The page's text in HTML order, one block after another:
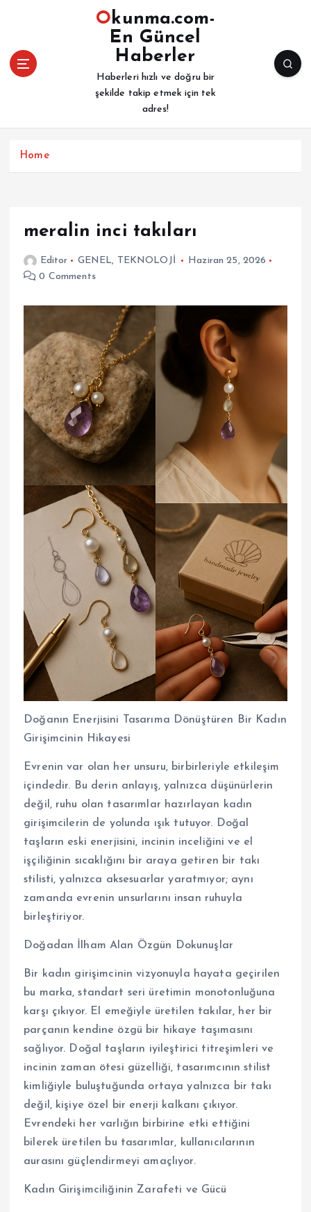
Okunma.com-
En Güncel
Haberler
Haberleri hızlı ve doğru bir
şekilde takip etmek için tek
adres!
Home
meralin inci takıları
Editor GENEL, TEKNOLOJİ
Haziran 25, 2026
0 Comments
Doğanın Enerjisini Tasarıma Dönüştüren Bir Kadın
Girişimcinin Hikayesi
Evrenin var olan her unsuru, birbirleriyle etkileşim
içindedir. Bu derin anlayış, yalnızca düşünürlerin
değil, ruhu olan tasarımlar hazırlayan kadın
girişimcilerin de yolunda ışık tutuyor. Doğal
taşların eski enerjisini, incinin inceliğini ve el
işçiliğinin sıcaklığını bir araya getiren bir takı
stilisti, yalnızca aksesuarlar yaratmıyor; aynı
zamanda evrenin unsurlarını insan ruhuyla
birleştiriyor.
Doğadan İlham Alan Özgün Dokunuşlar
Bir kadın girişimcinin vizyonuyla hayata geçirilen
bu marka, standart seri üretimin monotonluğuna
karşı çıkıyor. El emeğiyle üretilen takılar, her bir
parçanın kendine özgü bir hikaye taşımasını
sağlıyor. Doğal taşların iyileştirici titreşimleri ve
incinin zaman ötesi güzelliği, tasarımcının stilist
kimliğiyle buluştuğunda ortaya yalnızca bir takı
değil, kişiye özel bir enerji kalkanı çıkıyor.
Evrendeki her varlığın birbirine etki ettiğini
bilerek üretilen bu tasarımlar, kullanıcılarının
aurasını güçlendirmeyi amaçlıyor.
Kadın Girişimciliğinin Zarafeti ve Gücü